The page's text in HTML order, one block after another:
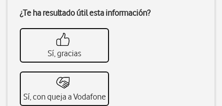
¿Te ha resultado útil esta información?
Sí, gracias
Sí, con queja a Vodafone